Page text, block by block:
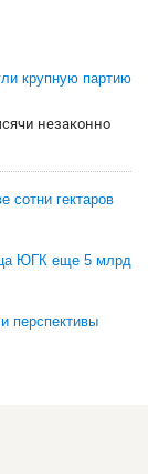
крупную партию
незаконно
сотни гектаров
ЮГК еще 5 млрд
перспективы